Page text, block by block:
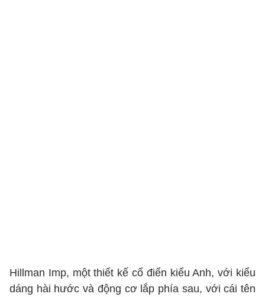
Hillman Imp, một thiết kế cổ điển kiểu Anh, với kiểu
dáng hài hước và động cơ lắp phía sau, với cái tên